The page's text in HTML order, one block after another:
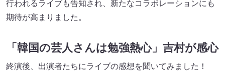
行われるライブも告知され、新たなコラボレーションにも
期待が高まりました。
「韓国の芸人さんは勉強熱心」吉村が感心
終演後、出演者たちにライブの感想を聞いてみました！